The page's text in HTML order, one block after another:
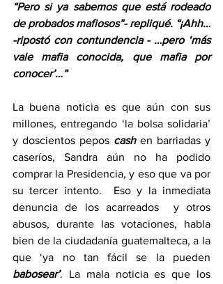
“Pero si ya sabemos que está rodeado
de probados mafiosos”- repliqué. “¡Ahh…
-ripostó con contundencia - …pero ‘más
vale mafia conocida, que mafia por
conocer’…”
La buena noticia es que aún con sus
millones, entregando ‘la bolsa solidaria’
y doscientos pepos cash en barriadas y
caseríos, Sandra aún no ha podido
comprar la Presidencia, y eso que va por
su tercer intento.  Eso y la inmediata
denuncia de los acarreados  y otros
abusos, durante las votaciones, habla
bien de la ciudadanía guatemalteca, a la
que ‘ya no tan fácil se la pueden
babosear’. La mala noticia es que los